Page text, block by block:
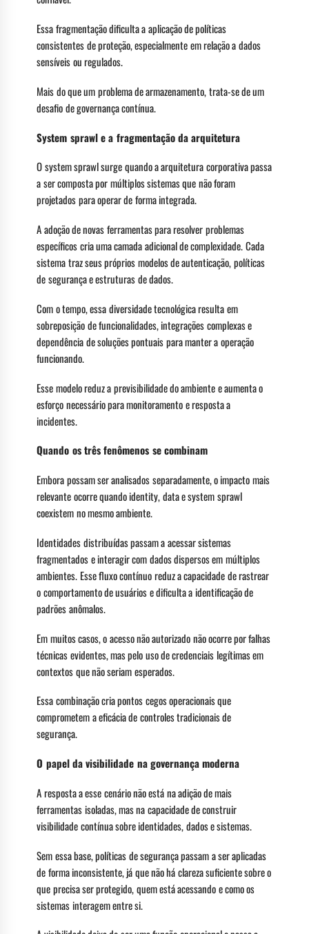
Essa fragmentação dificulta a aplicação de políticas
consistentes de proteção, especialmente em relação a dados
sensíveis ou regulados.
Mais do que um problema de armazenamento, trata-se de um
desafio de governança contínua.
System sprawl e a fragmentação da arquitetura
O system sprawl surge quando a arquitetura corporativa passa
a ser composta por múltiplos sistemas que não foram
projetados para operar de forma integrada.
A adoção de novas ferramentas para resolver problemas
específicos cria uma camada adicional de complexidade. Cada
sistema traz seus próprios modelos de autenticação, políticas
de segurança e estruturas de dados.
Com o tempo, essa diversidade tecnológica resulta em
sobreposição de funcionalidades, integrações complexas e
dependência de soluções pontuais para manter a operação
funcionando.
Esse modelo reduz a previsibilidade do ambiente e aumenta o
esforço necessário para monitoramento e resposta a
incidentes.
Quando os três fenômenos se combinam
Embora possam ser analisados separadamente, o impacto mais
relevante ocorre quando identity, data e system sprawl
coexistem no mesmo ambiente.
Identidades distribuídas passam a acessar sistemas
fragmentados e interagir com dados dispersos em múltiplos
ambientes. Esse fluxo contínuo reduz a capacidade de rastrear
o comportamento de usuários e dificulta a identificação de
padrões anômalos.
Em muitos casos, o acesso não autorizado não ocorre por falhas
técnicas evidentes, mas pelo uso de credenciais legítimas em
contextos que não seriam esperados.
Essa combinação cria pontos cegos operacionais que
comprometem a eficácia de controles tradicionais de
segurança.
O papel da visibilidade na governança moderna
A resposta a esse cenário não está na adição de mais
ferramentas isoladas, mas na capacidade de construir
visibilidade contínua sobre identidades, dados e sistemas.
Sem essa base, políticas de segurança passam a ser aplicadas
de forma inconsistente, já que não há clareza suficiente sobre o
que precisa ser protegido, quem está acessando e como os
sistemas interagem entre si.